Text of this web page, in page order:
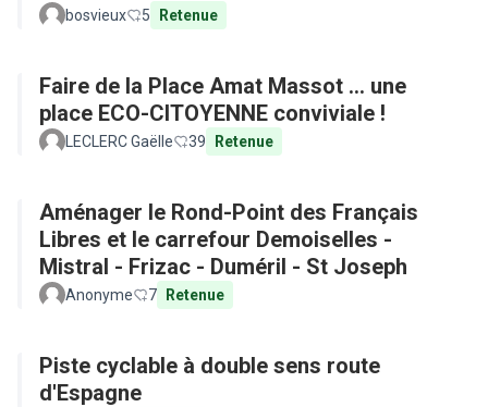
bosvieux 5 Retenue
Faire de la Place Amat Massot ... une
place ECO-CITOYENNE conviviale !
LECLERC Gaëlle 39 Retenue
Aménager le Rond-Point des Français
Libres et le carrefour Demoiselles -
Mistral - Frizac - Duméril - St Joseph
Anonyme 7 Retenue
Piste cyclable à double sens route
d'Espagne